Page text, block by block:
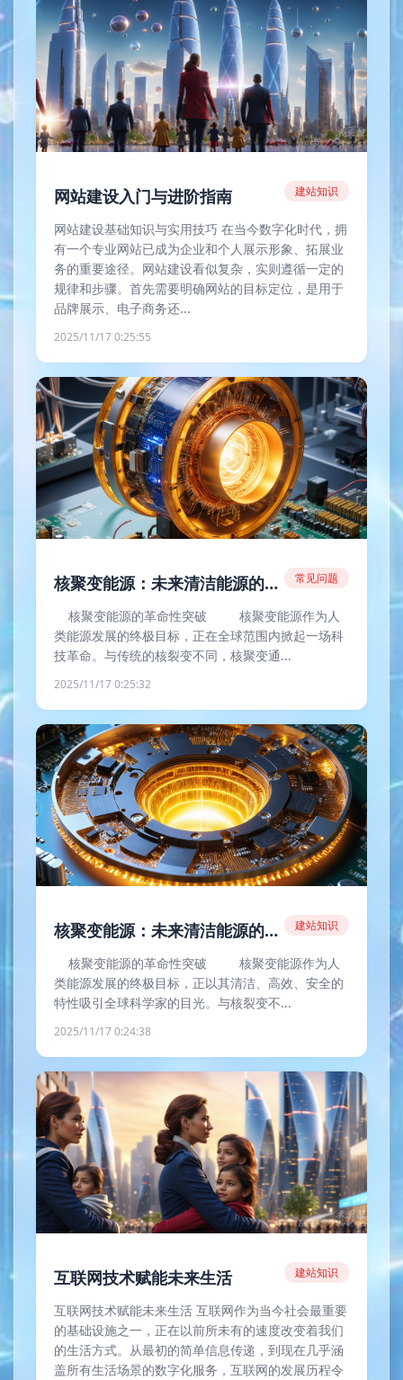
网站建设入门与进阶指南 建站知识
网站建设基础知识与实用技巧 在当今数字化时代，拥
有一个专业网站已成为企业和个人展示形象、拓展业
务的重要途径。网站建设看似复杂，实则遵循一定的
规律和步骤。首先需要明确网站的目标定位，是用于
品牌展示、电子商务还...
2025/11/17 0:25:55
核聚变能源：未来清洁能源的曙光 常见问题
核聚变能源的革命性突破 核聚变能源作为人
类能源发展的终极目标，正在全球范围内掀起一场科
技革命。与传统的核裂变不同，核聚变通...
2025/11/17 0:25:32
核聚变能源：未来清洁能源的曙光 建站知识
核聚变能源的革命性突破 核聚变能源作为人
类能源发展的终极目标，正以其清洁、高效、安全的
特性吸引全球科学家的目光。与核裂变不...
2025/11/17 0:24:38
互联网技术赋能未来生活 建站知识
互联网技术赋能未来生活 互联网作为当今社会最重要
的基础设施之一，正在以前所未有的速度改变着我们
的生活方式。从最初的简单信息传递，到现在几乎涵
盖所有生活场景的数字化服务，互联网的发展历程令